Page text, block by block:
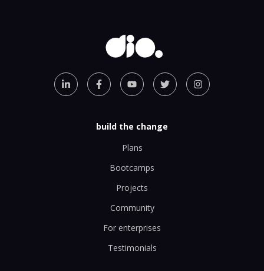
build the change
Plans
Bootcamps
Projects
Community
For enterprises
Testimonials